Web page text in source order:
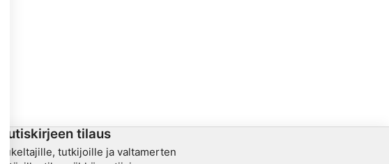
Uutiskirjeen tilaus
Sukeltajille, tutkijoille ja valtamerten